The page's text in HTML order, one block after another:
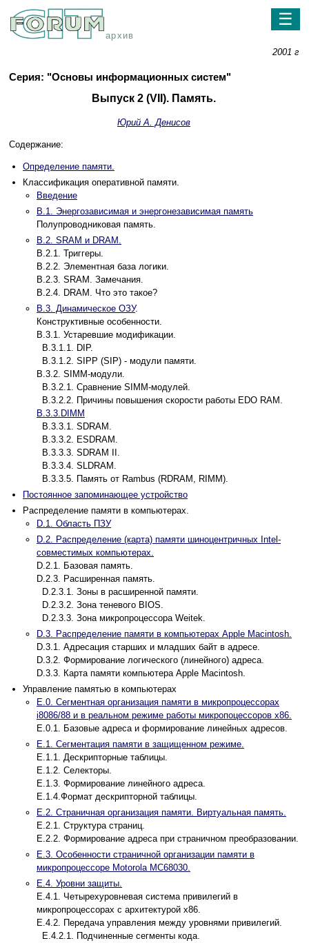
архив
☰
2001 г
Серия: "Основы информационных систем"
Выпуск 2 (VII). Память.
Юрий А. Денисов
Содержание:
Определение памяти.
Классификация оперативной памяти.
Введение
B.1. Энергозависимая и энергонезависимая память
Полупроводниковая память.
B.2. SRAM и DRAM.
B.2.1. Триггеры.
B.2.2. Элементная база логики.
B.2.3. SRAM. Замечания.
B.2.4. DRAM. Что это такое?
B.3. Динамическое ОЗУ.
Конструктивные особенности.
B.3.1. Устаревшие модификации.
B.3.1.1. DIP.
B.3.1.2. SIPP (SIP) - модули памяти.
B.3.2. SIMM-модули.
B.3.2.1. Сравнение SIMM-модулей.
B.3.2.2. Причины повышения скорости работы EDO RAM.
B.3.3.DIMM
B.3.3.1. SDRAM.
B.3.3.2. ESDRAM.
B.3.3.3. SDRAM II.
B.3.3.4. SLDRAM.
B.3.3.5. Память от Rambus (RDRAM, RIMM).
Постоянное запоминающее устройство
Распределение памяти в компьютерах.
D.1. Область ПЗУ
D.2. Распределение (карта) памяти шиноцентричных Intel-
совместимых компьютерах.
D.2.1. Базовая память.
D.2.3. Расширенная память.
D.2.3.1. Зоны в расширенной памяти.
D.2.3.2. Зона теневого BIOS.
D.2.3.3. Зона микропроцессора Weitek.
D.3. Распределение памяти в компьютерах Apple Macintosh.
D.3.1. Адресация старших и младших байт в адресе.
D.3.2. Формирование логического (линейного) адреса.
D.3.3. Карта памяти компьютера Apple Macintosh.
Управление памятью в компьютерах
E.0. Сегментная организация памяти в микропроцессорах
i8086/88 и в реальном режиме работы микропоцессоров x86.
E.0.1. Базовые адреса и формирование линейных адресов.
E.1. Сегментация памяти в защищенном режиме.
E.1.1. Дескрипторные таблицы.
E.1.2. Селекторы.
E.1.3. Формирование линейного адреса.
E.1.4.Формат дескрипторной таблицы.
E.2. Страничная организация памяти. Виртуальная память.
E.2.1. Структура страниц.
E.2.2. Формирование адреса при страничном преобразовании.
E.3. Особенности страничной организации памяти в
микропроцессоре Motorola MC68030.
E.4. Уровни защиты.
E.4.1. Четырехуровневая система привилегий в
микропроцессорах с архитектурой x86.
E.4.2. Передача управления между уровнями привилегий.
E.4.2.1. Подчиненные сегменты кода.